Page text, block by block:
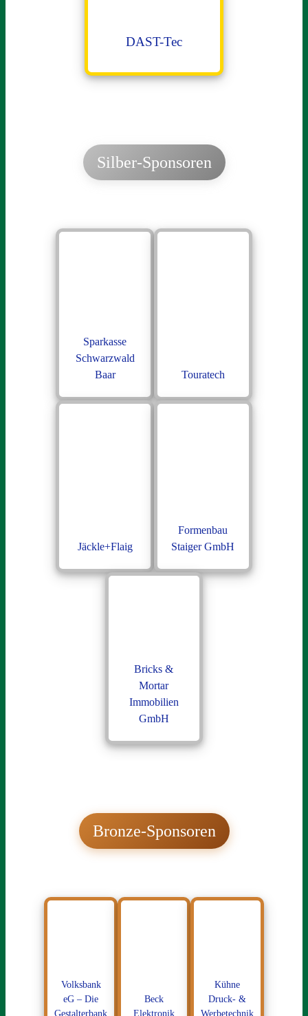
DAST-Tec
Silber-Sponsoren
Sparkasse
Schwarzwald
Baar
Touratech
Jäckle+Flaig
Formenbau
Staiger GmbH
Bricks &
Mortar
Immobilien
GmbH
Bronze-Sponsoren
Volksbank
eG – Die
Gestalterbank
Beck
Elektronik
Kühne
Druck- &
Werbetechnik